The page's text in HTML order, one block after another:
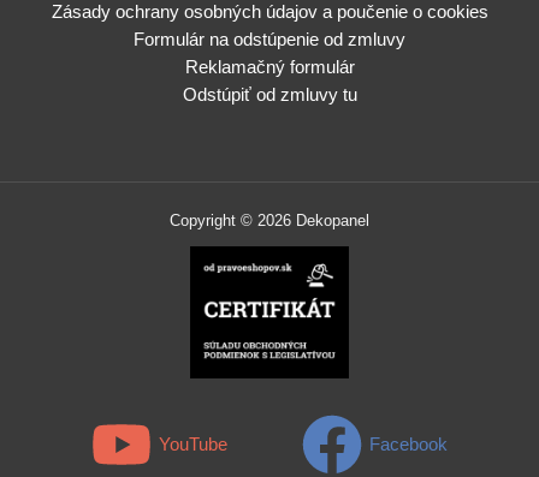
Zásady ochrany osobných údajov a poučenie o cookies
Formulár na odstúpenie od zmluvy
Reklamačný formulár
Odstúpiť od zmluvy tu
Copyright © 2026 Dekopanel
YouTube Facebook